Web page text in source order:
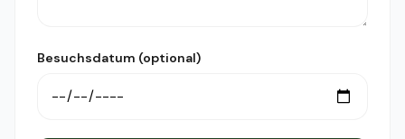
Besuchsdatum (optional)